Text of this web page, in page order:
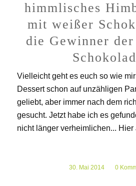
himmlisches
mit weißer
die Gewinner
Vielleicht geht es euch so wie
Dessert schon auf unzähligen
geliebt, aber immer nach dem
gesucht. Jetzt habe ich es
nicht länger verheimlichen...
30. Mai 2014 0